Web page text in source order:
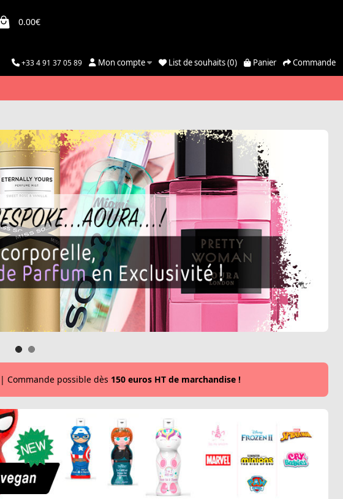
0.00€
+33 4 91 37 05 89 Mon compte List de souhaits (0) Panier Commande
| Commande possible dès 150 euros HT de marchandise !